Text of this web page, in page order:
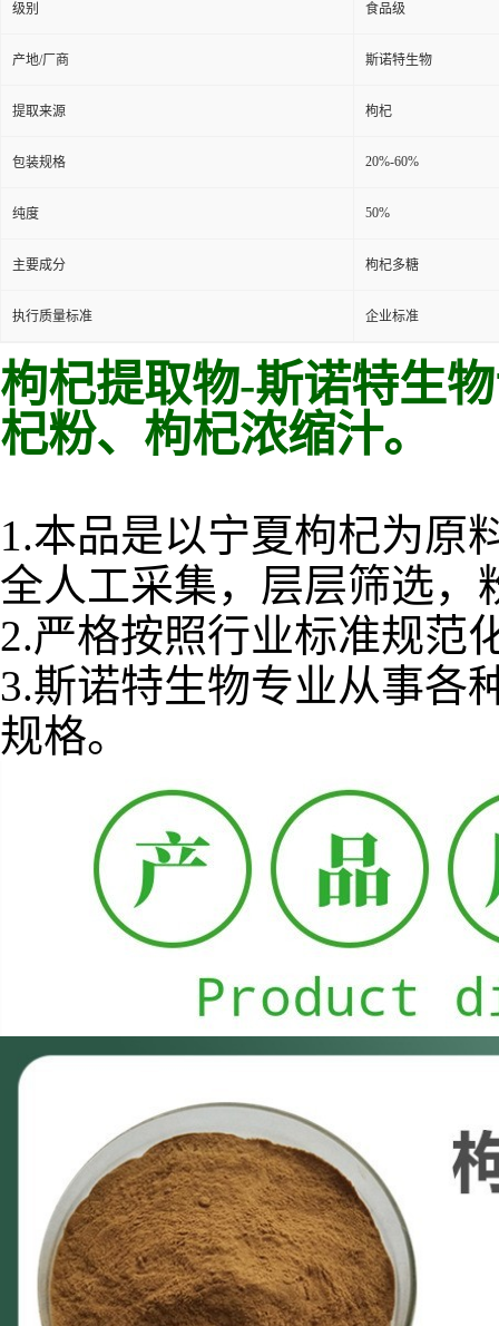
级别 食品级
产地/厂商 斯诺特生物
提取来源 枸杞
包装规格 20%-60%
纯度 50%
主要成分 枸杞多糖
执行质量标准 企业标准
枸杞提取物-斯诺特生
杞粉、枸杞浓缩汁。
1.本品是以宁夏枸杞为原
全人工采集，层层筛选，
2.严格按照行业标准规范
3.斯诺特生物专业从事各
规格。